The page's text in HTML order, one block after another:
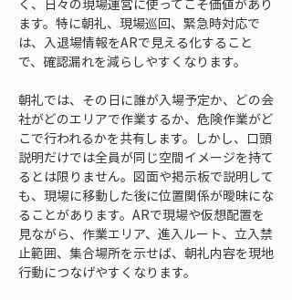
く、日々の現場運営に使ってこそ価値があり
ます。特に朝礼、現場巡回、緊急時対応で
は、入退場情報をARで見える化すること
で、確認漏れを減らしやすくなります。
朝礼では、その日に誰が入場予定か、どの会
社がどのエリアで作業するか、危険作業がど
こで行われるかを共有します。しかし、口頭
説明だけでは全員が同じ空間イメージを持て
るとは限りません。図面や掲示板で説明して
も、現場に移動した後に位置関係が曖昧にな
ることがあります。ARで現場や仮想配置を
見ながら、作業エリア、進入ルート、立入禁
止範囲、集合場所を示せば、朝礼内容を現地
行動につなげやすくなります。